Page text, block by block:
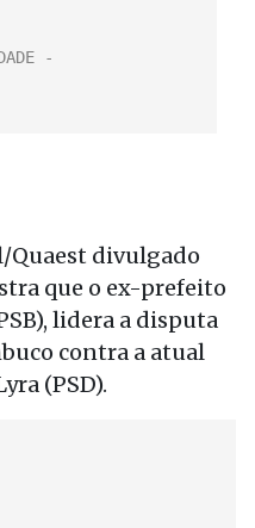
Quaest divulgado
que o ex-prefeito
lidera a disputa
contra a atual
(PSD).